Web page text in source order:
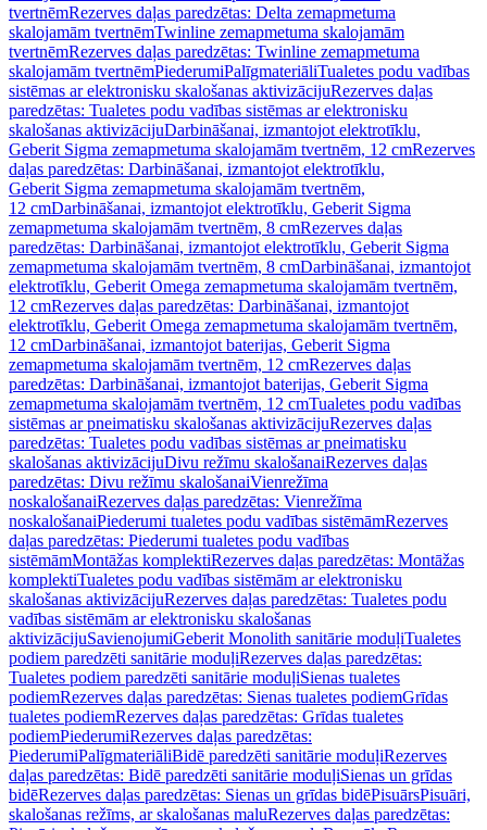
tvertnēmRezerves daļas paredzētas: Delta zemapmetuma
skalojamām tvertnēmTwinline zemapmetuma skalojamām
tvertnēmRezerves daļas paredzētas: Twinline zemapmetuma
skalojamām tvertnēmPiederumiPalīgmateriāliTualetes podu vadības
sistēmas ar elektronisku skalošanas aktivizācijuRezerves daļas
paredzētas: Tualetes podu vadības sistēmas ar elektronisku
skalošanas aktivizācijuDarbināšanai, izmantojot elektrotīklu,
Geberit Sigma zemapmetuma skalojamām tvertnēm, 12 cmRezerves
daļas paredzētas: Darbināšanai, izmantojot elektrotīklu,
Geberit Sigma zemapmetuma skalojamām tvertnēm,
12 cmDarbināšanai, izmantojot elektrotīklu, Geberit Sigma
zemapmetuma skalojamām tvertnēm, 8 cmRezerves daļas
paredzētas: Darbināšanai, izmantojot elektrotīklu, Geberit Sigma
zemapmetuma skalojamām tvertnēm, 8 cmDarbināšanai, izmantojot
elektrotīklu, Geberit Omega zemapmetuma skalojamām tvertnēm,
12 cmRezerves daļas paredzētas: Darbināšanai, izmantojot
elektrotīklu, Geberit Omega zemapmetuma skalojamām tvertnēm,
12 cmDarbināšanai, izmantojot baterijas, Geberit Sigma
zemapmetuma skalojamām tvertnēm, 12 cmRezerves daļas
paredzētas: Darbināšanai, izmantojot baterijas, Geberit Sigma
zemapmetuma skalojamām tvertnēm, 12 cmTualetes podu vadības
sistēmas ar pneimatisku skalošanas aktivizācijuRezerves daļas
paredzētas: Tualetes podu vadības sistēmas ar pneimatisku
skalošanas aktivizācijuDivu režīmu skalošanaiRezerves daļas
paredzētas: Divu režīmu skalošanaiVienrežīma
noskalošanaiRezerves daļas paredzētas: Vienrežīma
noskalošanaiPiederumi tualetes podu vadības sistēmāmRezerves
daļas paredzētas: Piederumi tualetes podu vadības
sistēmāmMontāžas komplektiRezerves daļas paredzētas: Montāžas
komplektiTualetes podu vadības sistēmām ar elektronisku
skalošanas aktivizācijuRezerves daļas paredzētas: Tualetes podu
vadības sistēmām ar elektronisku skalošanas
aktivizācijuSavienojumiGeberit Monolith sanitārie moduļiTualetes
podiem paredzēti sanitārie moduļiRezerves daļas paredzētas:
Tualetes podiem paredzēti sanitārie moduļiSienas tualetes
podiemRezerves daļas paredzētas: Sienas tualetes podiemGrīdas
tualetes podiemRezerves daļas paredzētas: Grīdas tualetes
podiemPiederumiRezerves daļas paredzētas:
PiederumiPalīgmateriāliBidē paredzēti sanitārie moduļiRezerves
daļas paredzētas: Bidē paredzēti sanitārie moduļiSienas un grīdas
bidēRezerves daļas paredzētas: Sienas un grīdas bidēPisuārsPisuāri,
skalošanas režīms, ar skalošanas maluRezerves daļas paredzētas: